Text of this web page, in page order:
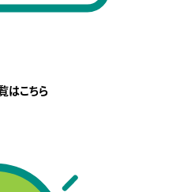
はこちら